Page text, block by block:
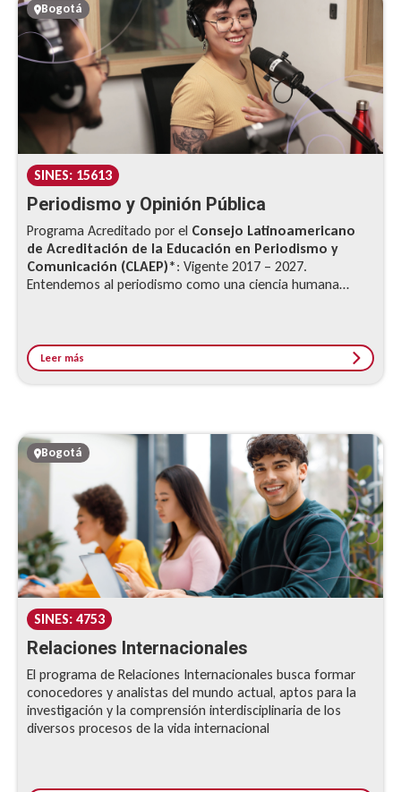
Bogotá
SINES: 15613
Periodismo y Opinión Pública
Programa Acreditado por el Consejo Latinoamericano
de Acreditación de la Educación en Periodismo y
Comunicación (CLAEP)*: Vigente 2017 – 2027.
Entendemos al periodismo como una ciencia humana
Leer más
Bogotá
SINES: 4753
Relaciones Internacionales
El programa de Relaciones Internacionales busca formar
conocedores y analistas del mundo actual, aptos para la
investigación y la comprensión interdisciplinaria de los
diversos procesos de la vida internacional